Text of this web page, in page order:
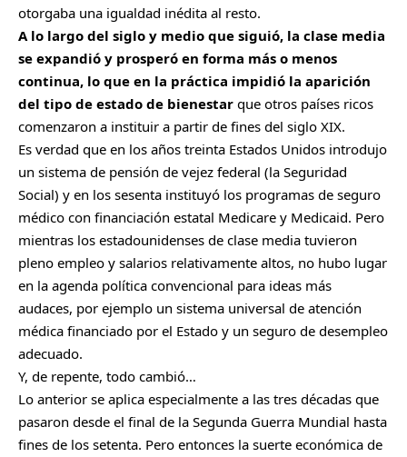
otorgaba una igualdad inédita al resto.
A lo largo del siglo y medio que siguió, la clase media
se expandió y prosperó en forma más o menos
continua, lo que en la práctica impidió la aparición
del tipo de estado de bienestar que otros países ricos
comenzaron a instituir a partir de fines del siglo XIX.
Es verdad que en los años treinta Estados Unidos introdujo
un sistema de pensión de vejez federal (la Seguridad
Social) y en los sesenta instituyó los programas de seguro
médico con financiación estatal Medicare y Medicaid. Pero
mientras los estadounidenses de clase media tuvieron
pleno empleo y salarios relativamente altos, no hubo lugar
en la agenda política convencional para ideas más
audaces, por ejemplo un sistema universal de atención
médica financiado por el Estado y un seguro de desempleo
adecuado.
Y, de repente, todo cambió…
Lo anterior se aplica especialmente a las tres décadas que
pasaron desde el final de la Segunda Guerra Mundial hasta
fines de los setenta. Pero entonces la suerte económica de